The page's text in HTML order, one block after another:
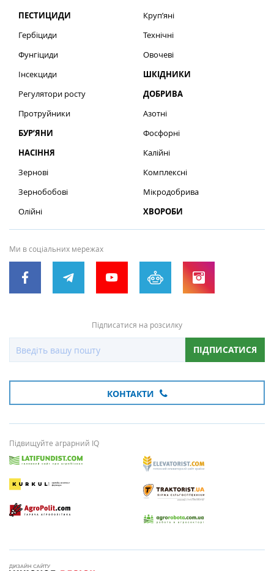
ПЕСТИЦИДИ
Гербіциди
Фунгіциди
Інсекциди
Регулятори росту
Протруйники
БУР’ЯНИ
НАСІННЯ
Зернові
Зернобобові
Олійні
Круп’яні
Технічні
Овочеві
ШКІДНИКИ
ДОБРИВА
Азотні
Фосфорні
Калійні
Комплексні
Мікродобрива
ХВОРОБИ
Ми в соціальних мережах
Підписатися на розсилку
ПІДПИСАТИСЯ
КОНТАКТИ
Підвищуйте аграрний IQ